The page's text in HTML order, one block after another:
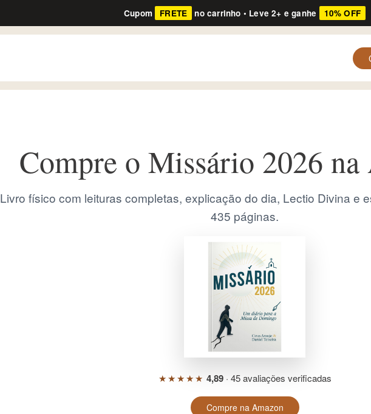
Cupom FRETE no carrinho • Leve 2+ e ganhe 10% OFF
Compre o Missário 2026 na
Livro físico com leituras completas, explicação do dia, Lectio Divina e
435 páginas.
★★★★★ 4,89· 45 avaliações verificadas
Compre na Amazon